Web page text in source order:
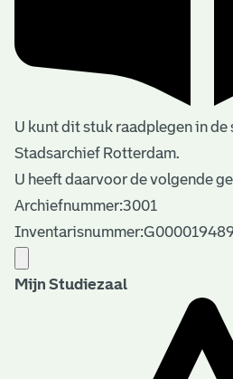
U kunt dit stuk raadplegen in de
Stadsarchief Rotterdam.
U heeft daarvoor de volgende
Archiefnummer:3001
Mijn Studiezaal